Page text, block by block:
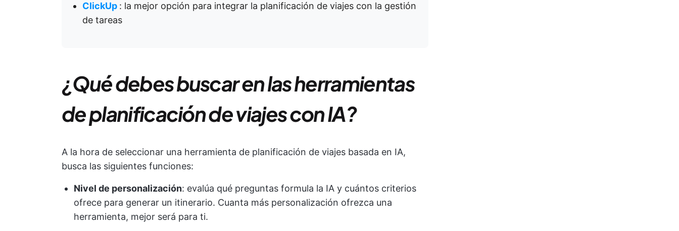
ClickUp : la mejor opción para integrar la planificación de viajes con la gestión
de tareas
¿Qué debes buscar en las herramientas
de planificación de viajes con IA?
A la hora de seleccionar una herramienta de planificación de viajes basada en IA,
busca las siguientes funciones:
Nivel de personalización: evalúa qué preguntas formula la IA y cuántos criterios
ofrece para generar un itinerario. Cuanta más personalización ofrezca una
herramienta, mejor será para ti.